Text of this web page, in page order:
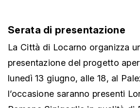
Serata di presentazione
La Città di Locarno organizza
presentazione del progetto
lunedì 13 giugno, alle 18, al
l’occasione saranno presenti